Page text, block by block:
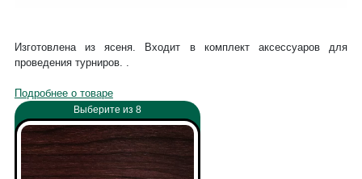
Выберите из 8
Изготовлена из ясеня. Входит в комплект аксессуаров для
проведения турниров. .
Подробнее о товаре